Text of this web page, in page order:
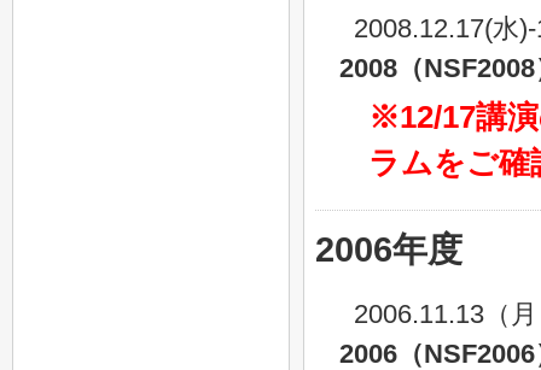
2008.12.17(水
2008（
※12/17講
ラムをご確
2006年度
2006.11.13（
2006（